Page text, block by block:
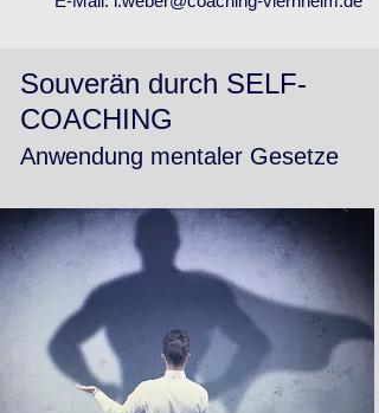
Souverän durch SELF-
COACHING
Anwendung mentaler Gesetze